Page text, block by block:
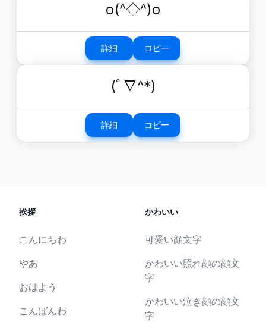
o(^◇^)o
詳細 コピー
(ﾟ∇^*)
詳細 コピー
挨拶
こんにちわ
やあ
おはよう
こんばんわ
かわいい
可愛い顔文字
かわいい照れ顔の顔文
字
かわいい泣き顔の顔文
字